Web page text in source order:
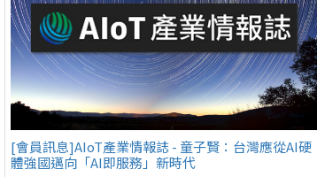
[會員訊息]AIoT產業情報誌 - 童子賢：台灣應從AI硬
體強國邁向「AI即服務」新時代